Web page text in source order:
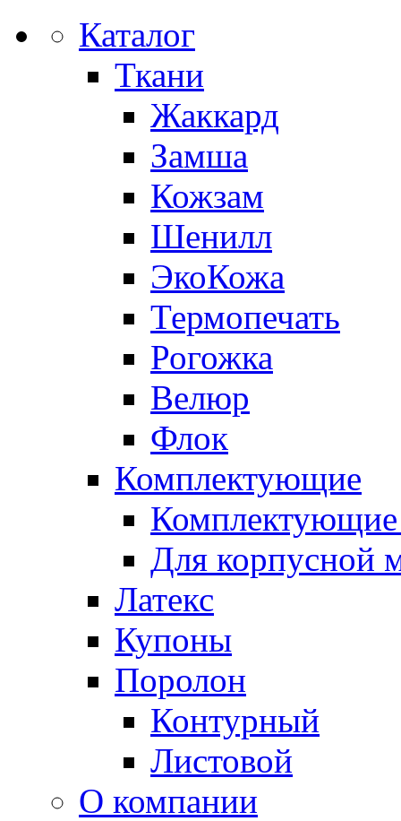
Каталог
Ткани
Жаккард
Замша
Кожзам
Шенилл
ЭкоКожа
Термопечать
Рогожка
Велюр
Флок
Комплектующие
Комплектующие
Для корпусной
Латекс
Купоны
Поролон
Контурный
Листовой
О компании